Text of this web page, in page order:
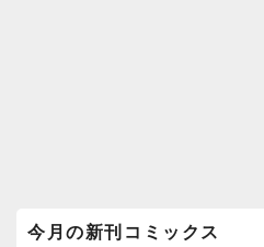
イ今月の新刊コミックス